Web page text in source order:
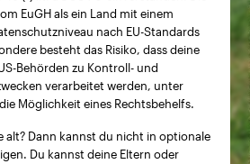
EuGH als ein Land mit einem
nach EU-Standards
besteht das Risiko, dass deine
Behörden zu Kontroll- und
verarbeitet werden, unter
Möglichkeit eines Rechtsbehelfs.
alt? Dann kannst du nicht in optionale
Du kannst deine Eltern oder